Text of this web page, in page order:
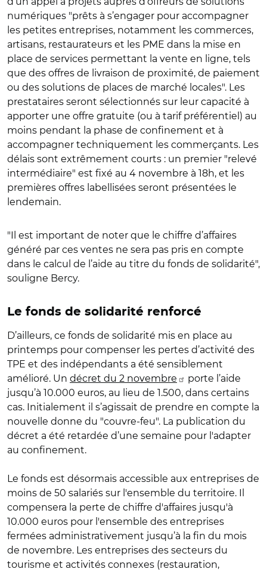
numériques "prêts à s’engager pour accompagner
les petites entreprises, notamment les commerces,
artisans, restaurateurs et les PME dans la mise en
place de services permettant la vente en ligne, tels
que des offres de livraison de proximité, de paiement
ou des solutions de places de marché locales". Les
prestataires seront sélectionnés sur leur capacité à
apporter une offre gratuite (ou à tarif préférentiel) au
moins pendant la phase de confinement et à
accompagner techniquement les commerçants. Les
délais sont extrêmement courts : un premier "relevé
intermédiaire" est fixé au 4 novembre à 18h, et les
premières offres labellisées seront présentées le
lendemain.
"Il est important de noter que le chiffre d’affaires
généré par ces ventes ne sera pas pris en compte
dans le calcul de l’aide au titre du fonds de solidarité",
souligne Bercy.
Le fonds de solidarité renforcé
D’ailleurs, ce fonds de solidarité mis en place au
printemps pour compenser les pertes d’activité des
TPE et des indépendants a été sensiblement
amélioré. Un décret du 2 novembre
porte l’aide
jusqu’à 10.000 euros, au lieu de 1.500, dans certains
cas. Initialement il s’agissait de prendre en compte la
nouvelle donne du "couvre-feu". La publication du
décret a été retardée d’une semaine pour l'adapter
au confinement.
Le fonds est désormais accessible aux entreprises de
moins de 50 salariés sur l'ensemble du territoire. Il
compensera la perte de chiffre d'affaires jusqu'à
10.000 euros pour l'ensemble des entreprises
fermées administrativement jusqu’à la fin du mois
de novembre. Les entreprises des secteurs du
tourisme et activités connexes (restauration,